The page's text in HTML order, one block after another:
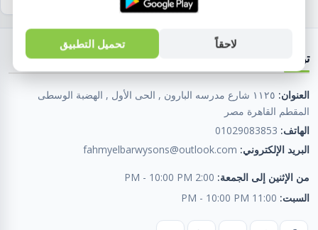
تواصل معنا
العنوان:
١١٢٥ شارع مدرسه البارون , الحى الأول , الهضبة الوسطى
المقطم القاهرة مصر
الهاتف: 01029083853
البريد الإلكتروني: fahmyelbarwysons@outlook.com
من الإثنين إلى الجمعة: 2:00 PM - 10:00 PM
السبت: 11:00 PM - 10:00 PM
لاحقاً تحميل التطبيق